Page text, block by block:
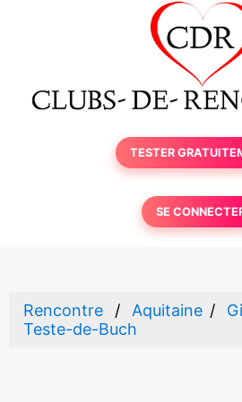
TESTER
SE
Rencontre Aquitaine
Teste-de-Buch